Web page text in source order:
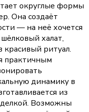
округлые формы
Она создаёт
— на неё хочется
халат,
ритуал.
практичным
динамику в
из
Возможны